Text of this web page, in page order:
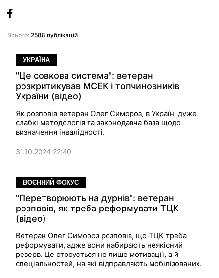
Всього: 2588 публікацій
УКРАЇНА
"Це совкова система": ветеран
розкритикував МСЕК і топчиновників
України (відео)
Як розповів ветеран Олег Симороз, в Україні дуже
слабкі методологія та законодавча база щодо
визначення інвалідності.
31.10.2024 22:40
ВОЄННИЙ ФОКУС
"Перетворюють на дурнів": ветеран
розповів, як треба реформувати ТЦК
(відео)
Ветеран Олег Симороз розповів, що ТЦК треба
реформувати, адже вони набирають неякісний
резерв. Це стосується не лише мотивації, а й
спеціальностей, на які відправляють мобілізованих.